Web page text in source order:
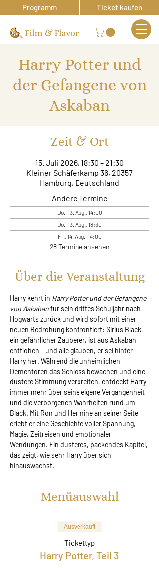
Programm Ticket kaufen
Harry Potter und
der Gefangene von
Askaban
Zeit & Ort
15. Juli 2026, 18:30 – 21:30
Kleiner Schäferkamp 36, 20357
Hamburg, Deutschland
Andere Termine
Do., 13. Aug., 14:00
Do., 13. Aug., 18:30
Fr., 14. Aug., 14:00
28 Termine ansehen
Über die Veranstaltung
Harry kehrt in Harry Potter und der Gefangene
von Askaban für sein drittes Schuljahr nach
Hogwarts zurück und wird sofort mit einer
neuen Bedrohung konfrontiert: Sirius Black,
ein gefährlicher Zauberer, ist aus Askaban
entflohen – und alle glauben, er sei hinter
Harry her. Während die unheimlichen
Dementoren das Schloss bewachen und eine
düstere Stimmung verbreiten, entdeckt Harry
immer mehr über seine eigene Vergangenheit
und die verborgenen Wahrheiten rund um
Black. Mit Ron und Hermine an seiner Seite
erlebt er eine Geschichte voller Spannung,
Magie, Zeitreisen und emotionaler
Wendungen. Ein düsteres, packendes Kapitel,
das zeigt, wie sehr Harry über sich
hinauswächst.
Menüauswahl
Ausverkauft
Tickettyp
Harry Potter, Teil 3